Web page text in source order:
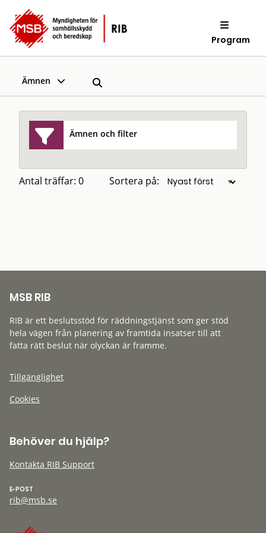
Program
Ämnen
Ämnen och filter
Antal träffar: 0 Sortera på:
MSB RIB
RIB är ett beslutsstöd för räddningstjänst som ger stöd
hela vägen från planering av framtida insatser till att
fatta rätt beslut när olyckan är framme.
Tillgänglighet
Cookies
Behöver du hjälp?
Kontakta RIB Support
E-POST
rib@msb.se